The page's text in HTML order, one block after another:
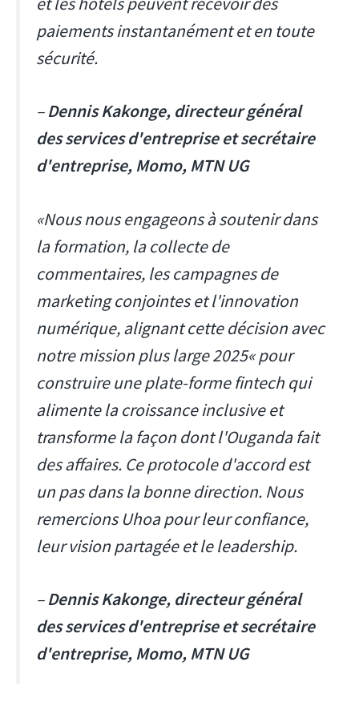
paiements instantanément et en toute
sécurité.
–Dennis Kakonge, directeur général
des services d'entreprise et secrétaire
d'entreprise, Momo, MTN UG
«Nous nous engageons à soutenir dans
la formation, la collecte de
commentaires, les campagnes de
marketing conjointes et l'innovation
numérique, alignant cette décision avec
notre mission plus large 2025« pour
construire une plate-forme fintech qui
alimente la croissance inclusive et
transforme la façon dont l'Ouganda fait
des affaires. Ce protocole d'accord est
un pas dans la bonne direction. Nous
remercions Uhoa pour leur confiance,
leur vision partagée et le leadership.
–Dennis Kakonge, directeur général
des services d'entreprise et secrétaire
d'entreprise, Momo, MTN UG